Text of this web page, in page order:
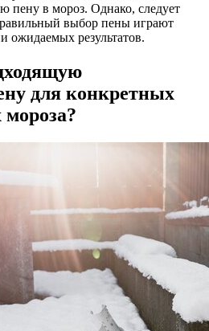
пену в мороз. Однако, следует
выбор пены играют
ожидаемых результатов.
для конкретных
мороза?